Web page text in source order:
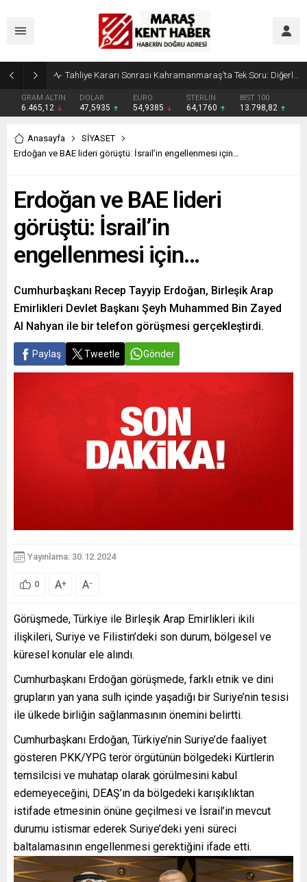
Tahliye Kararı Sonrası Kahramanmaraş’ta Tek Soru: Diğerleri neden İçeride?
GRAM ALTIN
6.465,12
DOLAR
47,5935
EURO
54,9385
STERLİN
64,1760
BIST 100
13.798,82
Anasayfa
SİYASET
Erdoğan ve BAE lideri görüştü: İsrail’in engellenmesi için…
Erdoğan ve BAE lideri
görüştü: İsrail’in
engellenmesi için…
Cumhurbaşkanı Recep Tayyip Erdoğan, Birleşik Arap
Emirlikleri Devlet Başkanı Şeyh Muhammed Bin Zayed
Al Nahyan ile bir telefon görüşmesi gerçekleştirdi.
Paylaş Tweetle Gönder
Yayınlama: 30.12.2024
0 A+ A-
Görüşmede, Türkiye ile Birleşik Arap Emirlikleri ikili
ilişkileri, Suriye ve Filistin’deki son durum, bölgesel ve
küresel konular ele alındı.
Cumhurbaşkanı Erdoğan görüşmede, farklı etnik ve dini
grupların yan yana sulh içinde yaşadığı bir Suriye’nin tesisi
ile ülkede birliğin sağlanmasının önemini belirtti.
Cumhurbaşkanı Erdoğan, Türkiye’nin Suriye’de faaliyet
gösteren PKK/YPG terör örgütünün bölgedeki Kürtlerin
temsilcisi ve muhatap olarak görülmesini kabul
edemeyeceğini, DEAŞ’ın da bölgedeki karışıklıktan
istifade etmesinin önüne geçilmesi ve İsrail’in mevcut
durumu istismar ederek Suriye’deki yeni süreci
baltalamasının engellenmesi gerektiğini ifade etti.